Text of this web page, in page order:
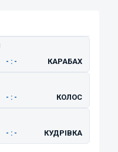
- : - КАРАБАХ
- : - КОЛОС
- : - КУДРІВКА